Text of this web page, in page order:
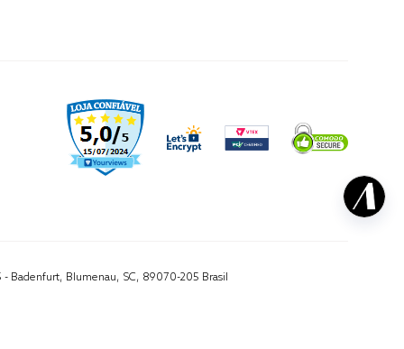
- Badenfurt, Blumenau, SC, 89070-205 Brasil